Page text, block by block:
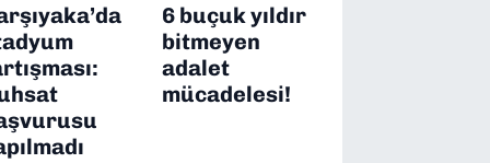
6 buçuk yıldır
bitmeyen
adalet
mücadelesi!